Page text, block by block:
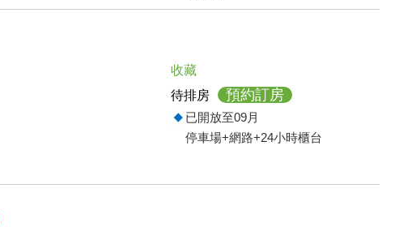
收藏
待排房
預約訂房
已開放至09月
停車場+網路+24小時櫃台